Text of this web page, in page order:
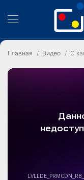
Главная Видео С